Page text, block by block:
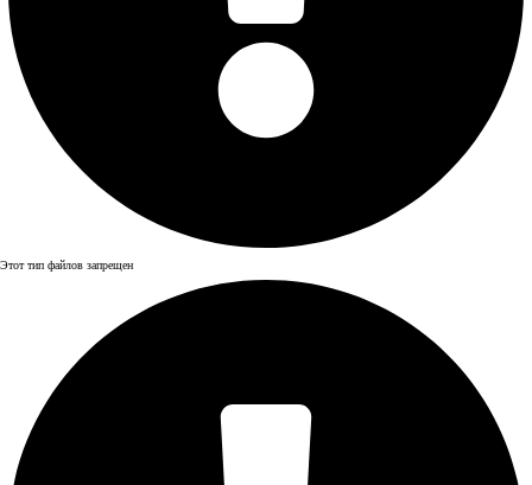
Этот тип файлов запрещен